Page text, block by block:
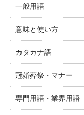
一般用語
意味と使い方
カタカナ語
冠婚葬祭・マナー
専門用語・業界用語